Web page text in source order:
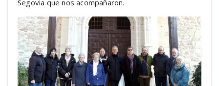
Segovia que nos acompañaron.